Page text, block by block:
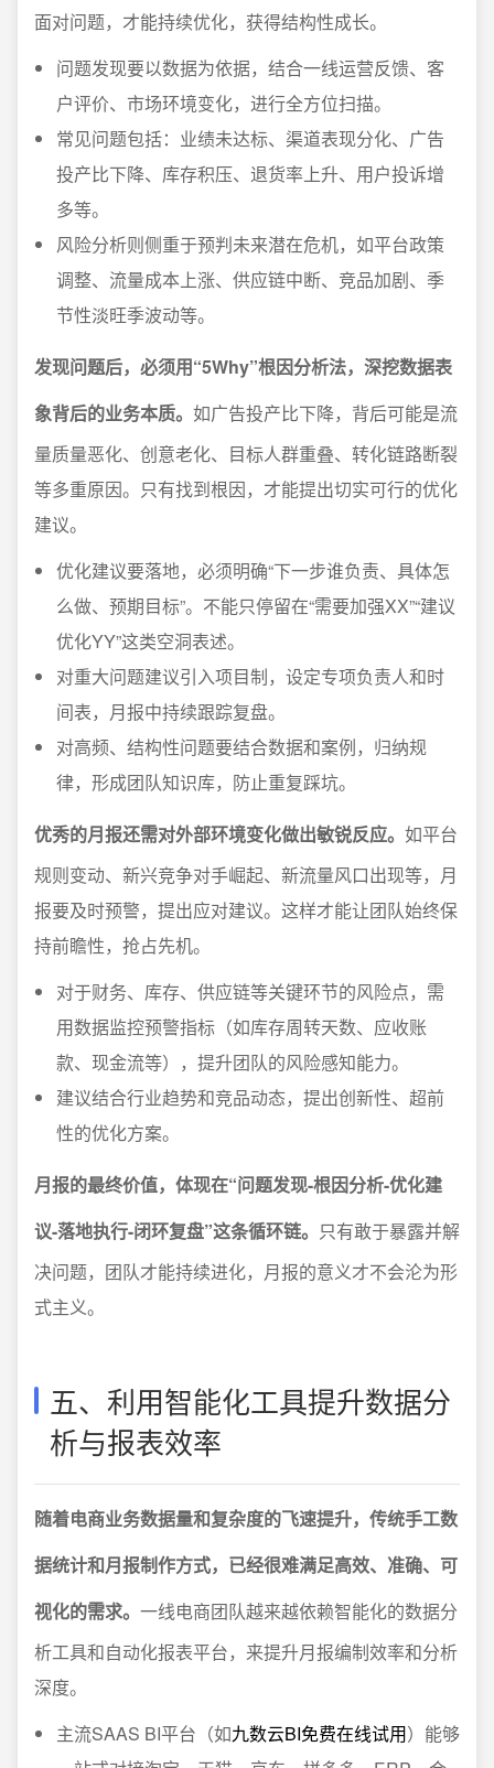
面对问题，才能持续优化，获得结构性成长。
问题发现要以数据为依据，结合一线运营反馈、客
户评价、市场环境变化，进行全方位扫描。
常见问题包括：业绩未达标、渠道表现分化、广告
投产比下降、库存积压、退货率上升、用户投诉增
多等。
风险分析则侧重于预判未来潜在危机，如平台政策
调整、流量成本上涨、供应链中断、竞品加剧、季
节性淡旺季波动等。
发现问题后，必须用“5Why”根因分析法，深挖数据表
象背后的业务本质。 如广告投产比下降，背后可能是流
量质量恶化、创意老化、目标人群重叠、转化链路断裂
等多重原因。只有找到根因，才能提出切实可行的优化
建议。
优化建议要落地，必须明确“下一步谁负责、具体怎
么做、预期目标”。不能只停留在“需要加强XX”“建议
优化YY”这类空洞表述。
对重大问题建议引入项目制，设定专项负责人和时
间表，月报中持续跟踪复盘。
对高频、结构性问题要结合数据和案例，归纳规
律，形成团队知识库，防止重复踩坑。
优秀的月报还需对外部环境变化做出敏锐反应。 如平台
规则变动、新兴竞争对手崛起、新流量风口出现等，月
报要及时预警，提出应对建议。这样才能让团队始终保
持前瞻性，抢占先机。
对于财务、库存、供应链等关键环节的风险点，需
用数据监控预警指标（如库存周转天数、应收账
款、现金流等），提升团队的风险感知能力。
建议结合行业趋势和竞品动态，提出创新性、超前
性的优化方案。
月报的最终价值，体现在“问题发现-根因分析-优化建
议-落地执行-闭环复盘”这条循环链。 只有敢于暴露并解
决问题，团队才能持续进化，月报的意义才不会沦为形
式主义。
五、利用智能化工具提升数据分
析与报表效率
随着电商业务数据量和复杂度的飞速提升，传统手工数
据统计和月报制作方式，已经很难满足高效、准确、可
视化的需求。 一线电商团队越来越依赖智能化的数据分
析工具和自动化报表平台，来提升月报编制效率和分析
深度。
主流SAAS BI平台（如九数云BI免费在线试用）能够